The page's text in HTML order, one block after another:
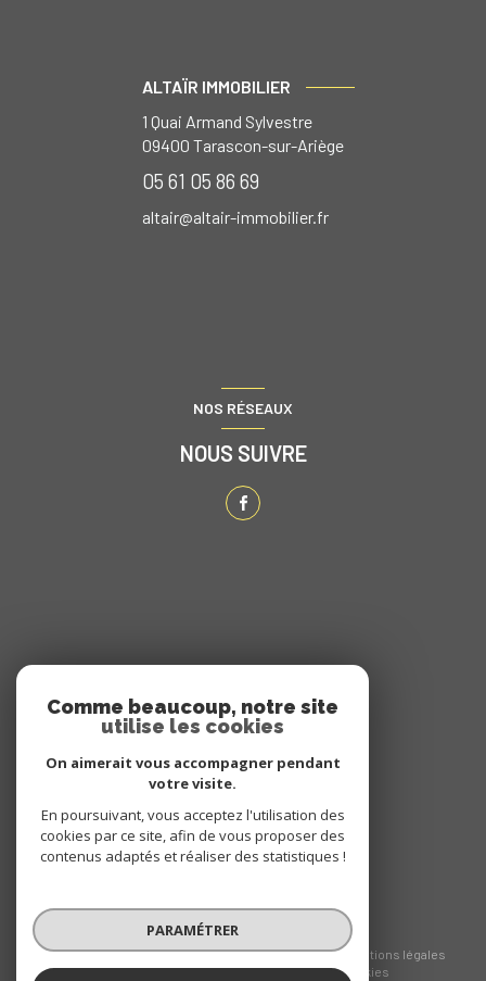
ALTAÏR IMMOBILIER
1 Quai Armand Sylvestre
09400 Tarascon-sur-Ariège
05 61 05 86 69
altair@altair-immobilier.fr
NOS RÉSEAUX
NOUS SUIVRE
NOUS ADHÉRONS
© 2026 | Tous droits réservés
Nos honoraires
Nos partenaires
Mentions légales
Admin
Politique RGPD Cookies
Comme beaucoup, notre site
utilise les cookies
On aimerait vous accompagner pendant
votre visite.
En poursuivant, vous acceptez l'utilisation des
cookies par ce site, afin de vous proposer des
contenus adaptés et réaliser des statistiques !
PARAMÉTRER